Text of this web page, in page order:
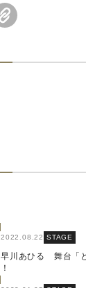
2022.08.22 STAGE
早川あひる 舞台「
！